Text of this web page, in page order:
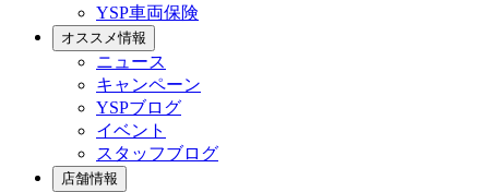
YSP車両保険
オススメ情報
ニュース
キャンペーン
YSPブログ
イベント
スタッフブログ
店舗情報